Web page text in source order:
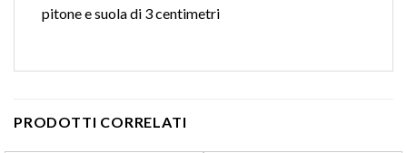
pitone e suola di 3 centimetri
PRODOTTI CORRELATI